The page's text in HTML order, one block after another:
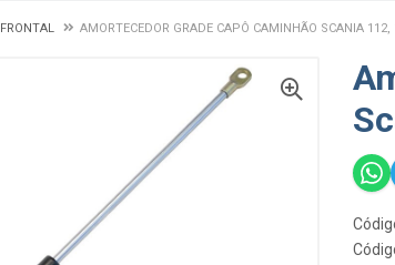
FRONTAL AMORTECEDOR GRADE CAPÔ CAMINHÃO SCANIA